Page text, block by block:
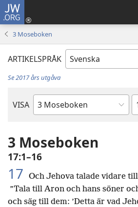
JW.ORG
3 Moseboken
ARTIKELSPRÅK
Se 2017 års utgåva
VISA
Bibelbok
3 Moseboken
17:1–16
17 Och Jehova talade vidare
”Tala till Aron och hans söner
och säg till dem: ’Detta är vad